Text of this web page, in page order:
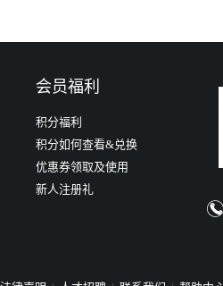
会员福利
积分福利
积分如何查看&兑换
优惠券领取及使用
新人注册礼